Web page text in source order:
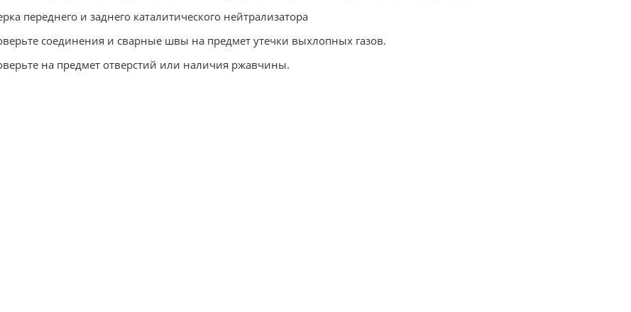
переднего и заднего каталитического нейтрализатора
соединения и сварные швы на предмет утечки выхлопных газов.
на предмет отверстий или наличия ржавчины.